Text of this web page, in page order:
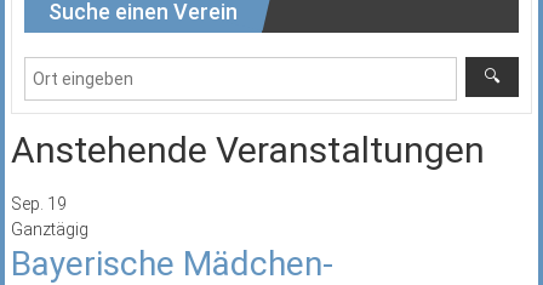
Suche einen Verein
Anstehende Veranstaltungen
Sep. 19
Ganztägig
Bayerische Mädchen-